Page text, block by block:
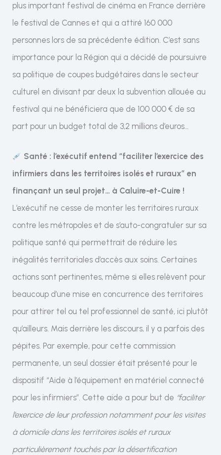
plus important festival de cinéma en France derrière
le festival de Cannes et qui a attiré 160 000
personnes lors de sa précédente édition. C’est sans
importance pour la Région qui a décidé de poursuivre
sa politique de coupes budgétaires dans le secteur
culturel en divisant par deux la subvention allouée au
festival qui ne bénéficiera que de 100 000 € de sa
part pour un budget total de 3,2 millions d’euros…
Santé : l’exécutif entend “faciliter l’exercice des
infirmiers dans les territoires isolés et ruraux” en
finançant un seul projet… à Caluire-et-Cuire !
L’exécutif ne cesse de monter les territoires ruraux
contre les métropoles et de s’auto-congratuler sur sa
politique santé qui permettrait de réduire les
inégalités territoriales d’accès aux soins. Certaines
actions sont pertinentes, même si elles relèvent pour
beaucoup d’une mise en concurrence des territoires
pour attirer tel ou tel professionnel de santé, ici plutôt
qu’ailleurs. Mais derrière les discours, il y a parfois des
pépites. Par exemple, pour cette commission
permanente, un seul dossier était présenté pour le
dispositif “Aide à l’équipement en matériel connecté
pour les infirmiers”. Cette aide a pour but de “faciliter
l’exercice de leur profession notamment pour les visites
à domicile dans les territoires isolés et ruraux
particulièrement touchés par la désertification